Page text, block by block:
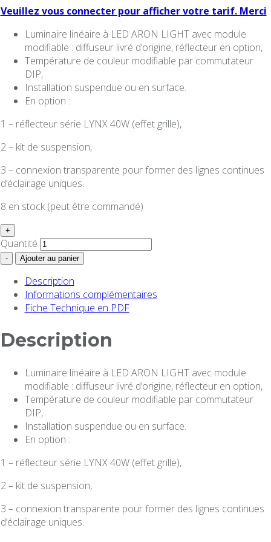
Veuillez vous connecter pour afficher votre tarif. Merci
Luminaire linéaire à LED ARON LIGHT avec module
modifiable : diffuseur livré d’origine, réflecteur en option,
Température de couleur modifiable par commutateur
DIP,
Installation suspendue ou en surface.
En option :
1 – réflecteur série LYNX 40W (effet grille),
2 – kit de suspension,
3 – connexion transparente pour former des lignes continues
d’éclairage uniques.
8 en stock (peut être commandé)
+
Quantité
- Ajouter au panier
Description
Informations complémentaires
Fiche Technique en PDF
Description
Luminaire linéaire à LED ARON LIGHT avec module
modifiable : diffuseur livré d’origine, réflecteur en option,
Température de couleur modifiable par commutateur
DIP,
Installation suspendue ou en surface.
En option :
1 – réflecteur série LYNX 40W (effet grille),
2 – kit de suspension,
3 – connexion transparente pour former des lignes continues
d’éclairage uniques.